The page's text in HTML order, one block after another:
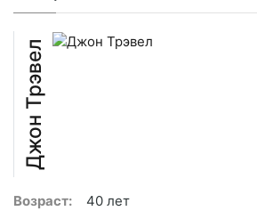
Джон Трэвел
Возраст:
40 лет